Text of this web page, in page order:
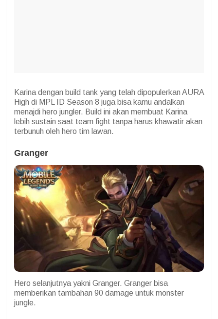
Karina dengan build tank yang telah dipopulerkan AURA
High di MPL ID Season 8 juga bisa kamu andalkan
menajdi hero jungler. Build ini akan membuat Karina
lebih sustain saat team fight tanpa harus khawatir akan
terbunuh oleh hero tim lawan.
Granger
Hero selanjutnya yakni Granger. Granger bisa
memberikan tambahan 90 damage untuk monster
jungle.